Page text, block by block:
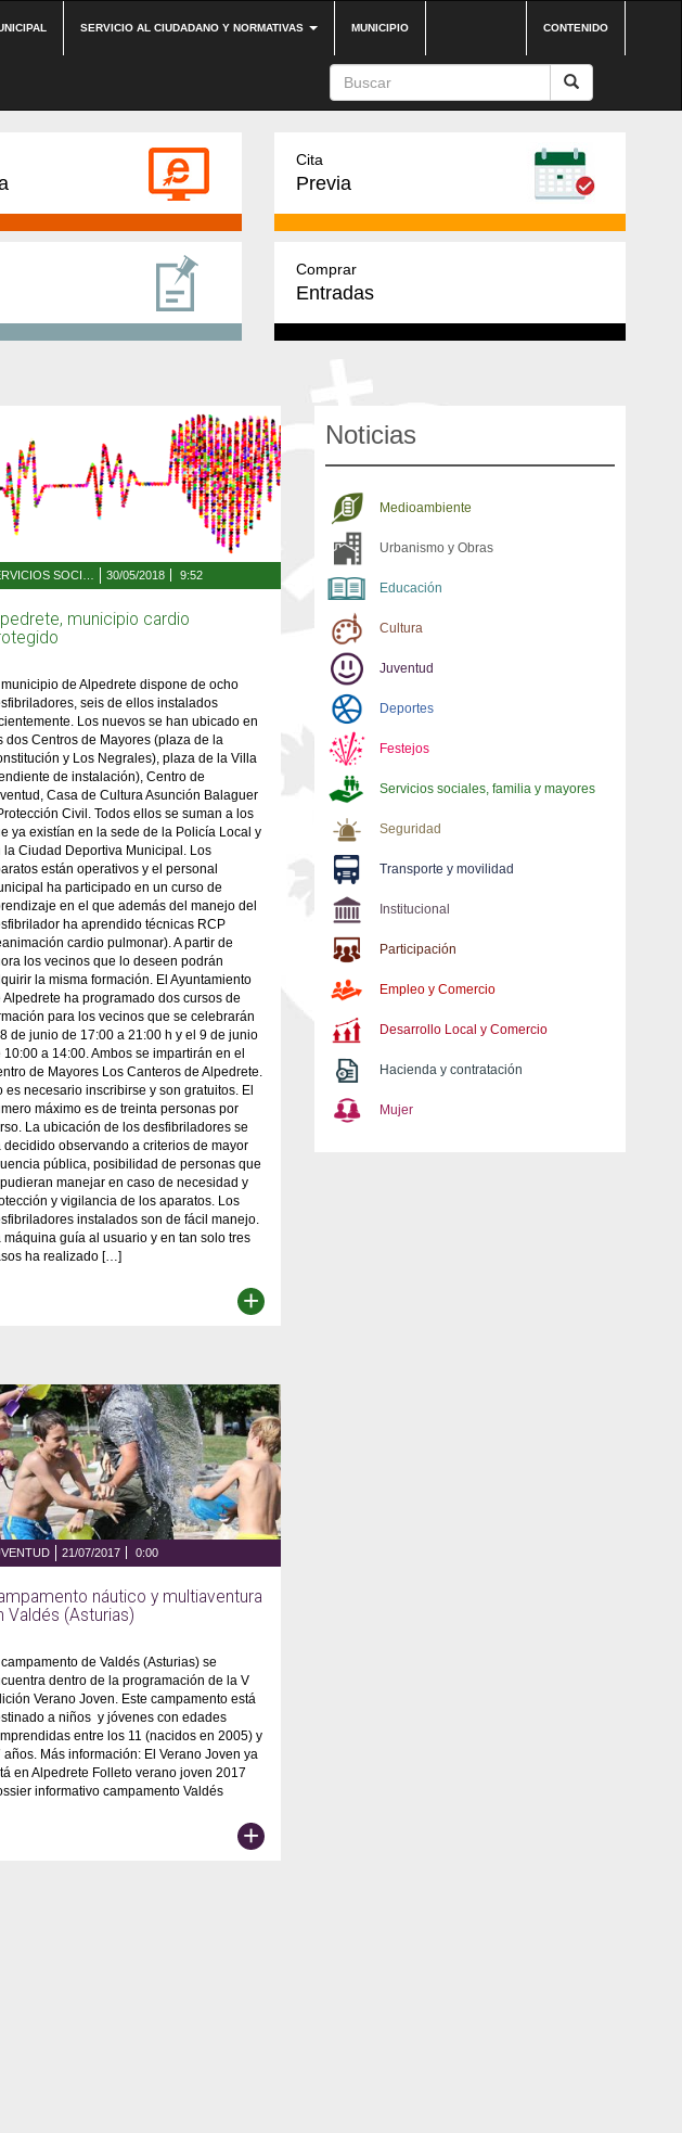
SERVICIO AL CIUDADANO Y NORMATIVAS MUNICIPIO CONTENIDO
Cita
Previa
Comprar
Entradas
30/05/2018 9:52
municipio cardio
municipio de Alpedrete dispone de ocho
seis de ellos instalados
Los nuevos se han ubicado en
dos Centros de Mayores (plaza de la
y Los Negrales), plaza de la Villa
de instalación), Centro de
Casa de Cultura Asunción Balaguer
Civil. Todos ellos se suman a los
ya existían en la sede de la Policía Local y
la Ciudad Deportiva Municipal. Los
están operativos y el personal
ha participado en un curso de
en el que además del manejo del
ha aprendido técnicas RCP
cardio pulmonar). A partir de
los vecinos que lo deseen podrán
la misma formación. El Ayuntamiento
Alpedrete ha programado dos cursos de
para los vecinos que se celebrarán
de junio de 17:00 a 21:00 h y el 9 de junio
10:00 a 14:00. Ambos se impartirán en el
de Mayores Los Canteros de Alpedrete.
es necesario inscribirse y son gratuitos. El
máximo es de treinta personas por
La ubicación de los desfibriladores se
decidido observando a criterios de mayor
pública, posibilidad de personas que
manejar en caso de necesidad y
y vigilancia de los aparatos. Los
instalados son de fácil manejo.
máquina guía al usuario y en tan solo tres
ha realizado […]
+
21/07/2017 0:00
náutico y multiaventura
Valdés (Asturias)
campamento de Valdés (Asturias) se
dentro de la programación de la V
Verano Joven. Este campamento está
a niños y jóvenes con edades
entre los 11 (nacidos en 2005) y
años. Más información: El Verano Joven ya
en Alpedrete Folleto verano joven 2017
informativo campamento Valdés
+
Noticias
Medioambiente
Urbanismo y Obras
Educación
Cultura
Juventud
Deportes
Festejos
Servicios sociales, familia y mayores
Seguridad
Transporte y movilidad
Institucional
Participación
Empleo y Comercio
Desarrollo Local y Comercio
Hacienda y contratación
Mujer